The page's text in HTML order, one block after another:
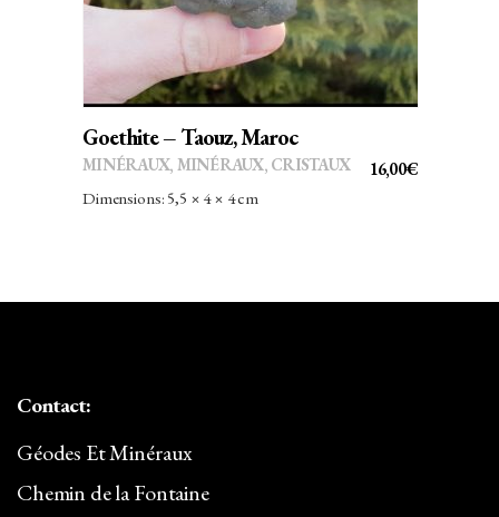
Goethite – Taouz, Maroc
16,00€
MINÉRAUX, MINÉRAUX, CRISTAUX
Dimensions: 5,5 × 4 × 4 cm
Contact:
Géodes Et Minéraux
Chemin de la Fontaine